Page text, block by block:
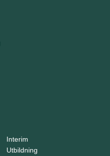
Interim
Utbildning